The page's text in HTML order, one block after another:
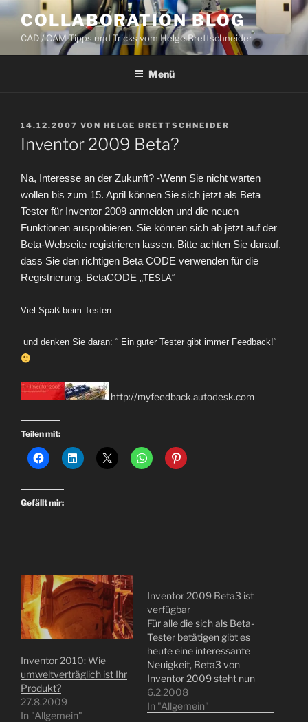
Zum
Inhalt
springen
COLLABORATION BLOG
CAD / CAM Tipps und Tricks vom Helge Brettschneider
Menü
VERÖFFENTLICHT
AM
14.12.2007 VON HELGE BRETTSCHNEIDER
Inventor 2009 Beta?
Na, Interesse an der Zukunft? -Wenn Sie nicht warten
wollen bis zum 15. April können Sie sich jetzt als Beta
Tester für Inventor 2009 anmelden und die neuen
Funktionen ausprobieren. Sie können sich ab jetzt auf der
Beta-Webseite registrieren lassen. Bitte achten Sie darauf,
dass Sie den richtigen Beta CODE verwenden für die
Registrierung. BetaCODE „TESLA“
Viel Spaß beim Testen
und denken Sie daran: “ Ein guter Tester gibt immer Feedback!“
http://myfeedback.autodesk.com
Teilen mit:
Gefällt mir:
Inventor 2010: Wie
umweltverträglich ist Ihr
Produkt?
27.8.2009
In "Allgemein"
Inventor 2009 Beta3 ist
verfügbar
Für alle die sich als Beta-
Tester betätigen gibt es
heute eine interessante
Neuigkeit, Beta3 von
Inventor 2009 steht nun
zur Verfügung.Inventor
2009 wird eine sehr
6.2.2008
In "Allgemein"